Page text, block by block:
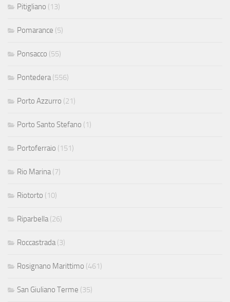
Pitigliano (13)
Pomarance (5)
Ponsacco (55)
Pontedera (556)
Porto Azzurro (21)
Porto Santo Stefano (1)
Portoferraio (151)
Rio Marina (7)
Riotorto (10)
Riparbella (26)
Roccastrada (3)
Rosignano Marittimo (461)
San Giuliano Terme (35)